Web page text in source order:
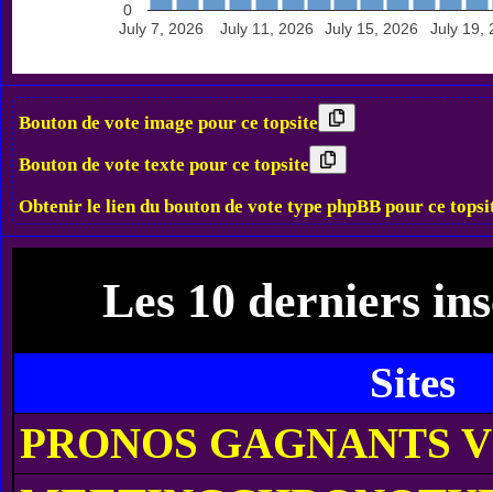
July 7, 2026 July 11, 2026 July 15, 2026 July 19,
0
Bouton de vote image pour ce topsite
Bouton de vote texte pour ce topsite
Obtenir le lien du bouton de vote type phpBB pour ce
Les 10 derniers
Sites
PRONOS GAGNANTS